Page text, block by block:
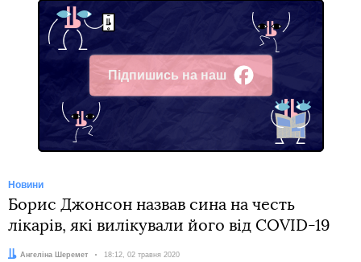
Підпишись на наш
Facebook
Новини
Борис Джонсон назвав сина на честь
лікарів, які вилікували його від COVID-19
Автор:
Ангеліна Шеремет Дата:
18:12, 02 травня 2020